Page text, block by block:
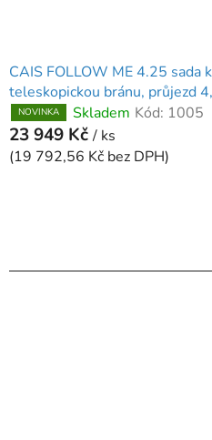
CAIS FOLLOW ME 4.25 sada
teleskopickou bránu, průjezd
NOVINKA Skladem Kód: 1005
23 949 Kč / ks
(19 792,56 Kč bez DPH)